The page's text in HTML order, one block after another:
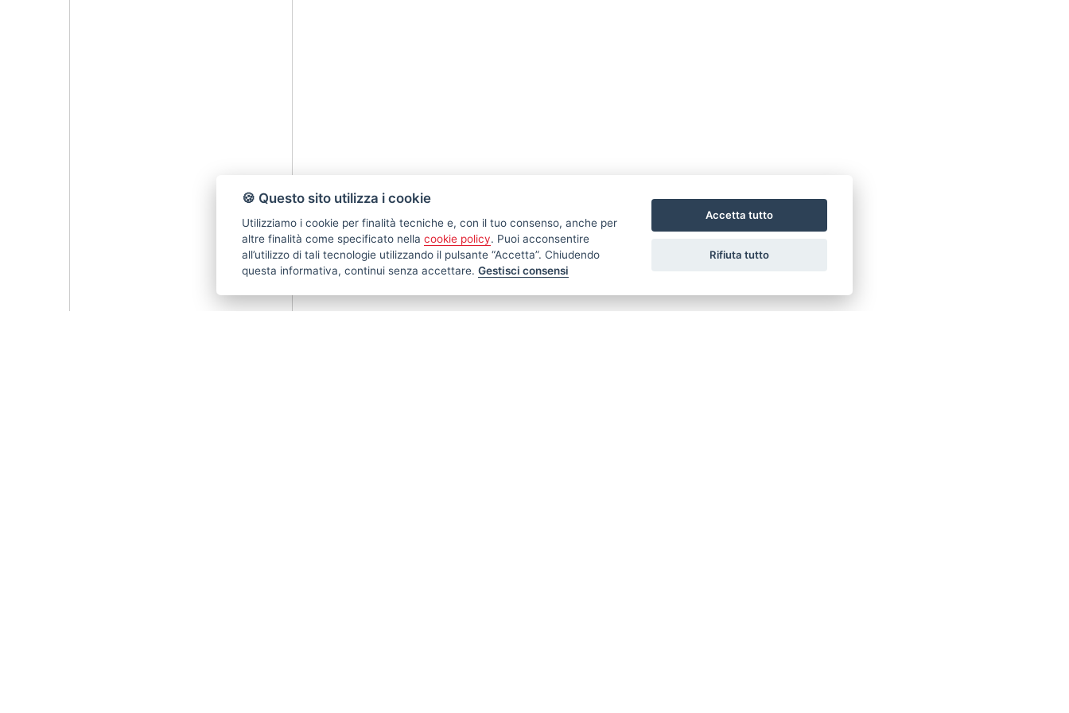
🍪 Questo sito utilizza i cookie
Utilizziamo i cookie per finalità tecniche e, con il tuo consenso, anche per
altre finalità come specificato nella cookie policy. Puoi acconsentire
all’utilizzo di tali tecnologie utilizzando il pulsante “Accetta”. Chiudendo
questa informativa, continui senza accettare. Gestisci consensi
Accetta tutto
Rifiuta tutto